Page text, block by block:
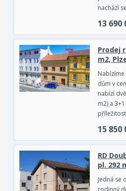
nachází
13 690
Prodej
m2,
dům v
nabízí
m2) a
15 850
RD
pl. 292
Jedná se
rodinný